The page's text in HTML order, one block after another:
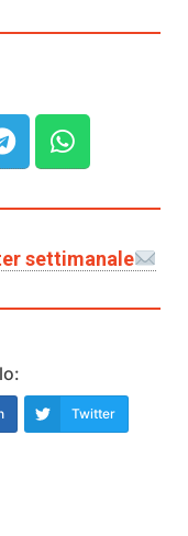
settimanale
Twitter